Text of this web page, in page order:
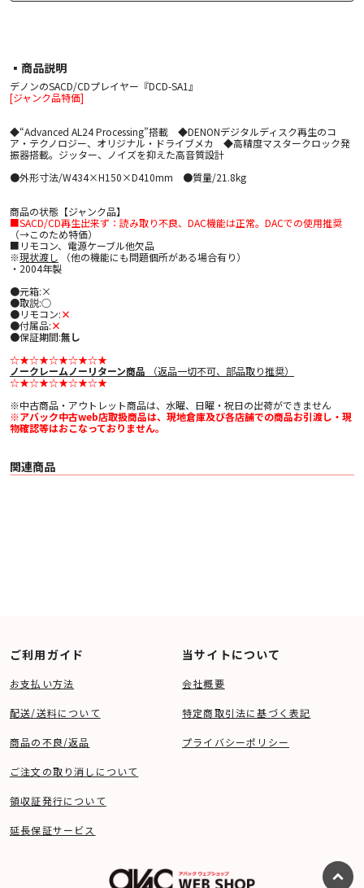
▪︎商品説明
デノンのSACD/CDプレイヤー『DCD-SA1』
[ジャンク品特価]
◆“Advanced AL24 Processing”搭載 ◆DENONデジタルディスク再生のコ
ア・テクノロジー、オリジナル・ドライブメカ ◆高精度マスタークロック発
振器搭載。ジッター、ノイズを抑えた高音質設計
●外形寸法/W434×H150×D410mm ●質量/21.8kg
商品の状態【ジャンク品】
■SACD/CD再生出来ず：読み取り不良、DAC機能は正常。DACでの使用推奨
（→このため特価）
■リモコン、電源ケーブル他欠品
※現状渡し （他の機能にも問題個所がある場合有り）
・2004年製
●元箱:×
●取説:○
●リモコン:×
●付属品:×
●保証期間:無し
☆★☆★☆★☆★☆★
ノークレームノーリターン商品 （返品一切不可、部品取り推奨）
☆★☆★☆★☆★☆★
※中古商品・アウトレット商品は、水曜、日曜・祝日の出荷ができません
※アバック中古web店取扱商品は、現地倉庫及び各店舗での商品お引渡し・現
物確認等はおこなっておりません。
関連商品
ご利用ガイド
お支払い方法
配送/送料について
商品の不良/返品
ご注文の取り消しについて
領収証発行について
延長保証サービス
当サイトについて
会社概要
特定商取引法に基づく表記
プライバシーポリシー